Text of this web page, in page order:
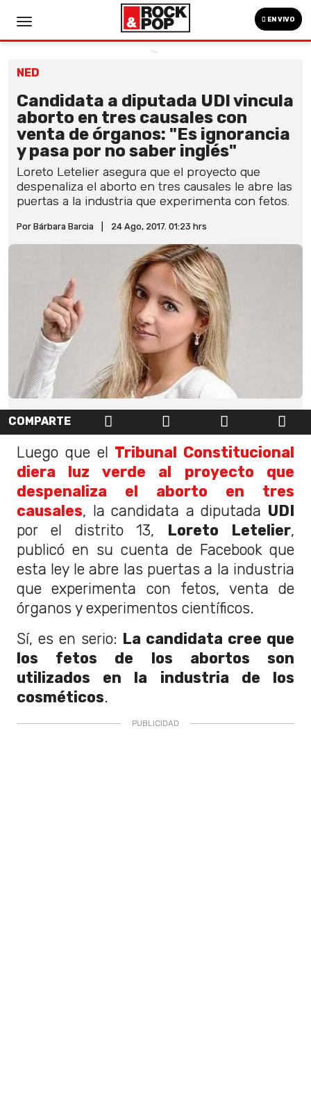
EN VIVO
NED
Candidata a diputada UDI vincula
aborto en tres causales con
venta de órganos: "Es ignorancia
y pasa por no saber inglés"
Loreto Letelier asegura que el proyecto que
despenaliza el aborto en tres causales le abre las
puertas a la industria que experimenta con fetos.
Por Bárbara Barcia 24 Ago, 2017. 01:23 hrs
COMPARTE
Luego que el Tribunal Constitucional
diera luz verde al proyecto que
despenaliza el aborto en tres
causales, la candidata a diputada UDI
por el distrito 13, Loreto Letelier,
publicó en su cuenta de Facebook que
esta ley le abre las puertas a la industria
que experimenta con fetos, venta de
órganos y experimentos científicos.
Sí, es en serio: La candidata cree que
los fetos de los abortos son
utilizados en la industria de los
cosméticos.